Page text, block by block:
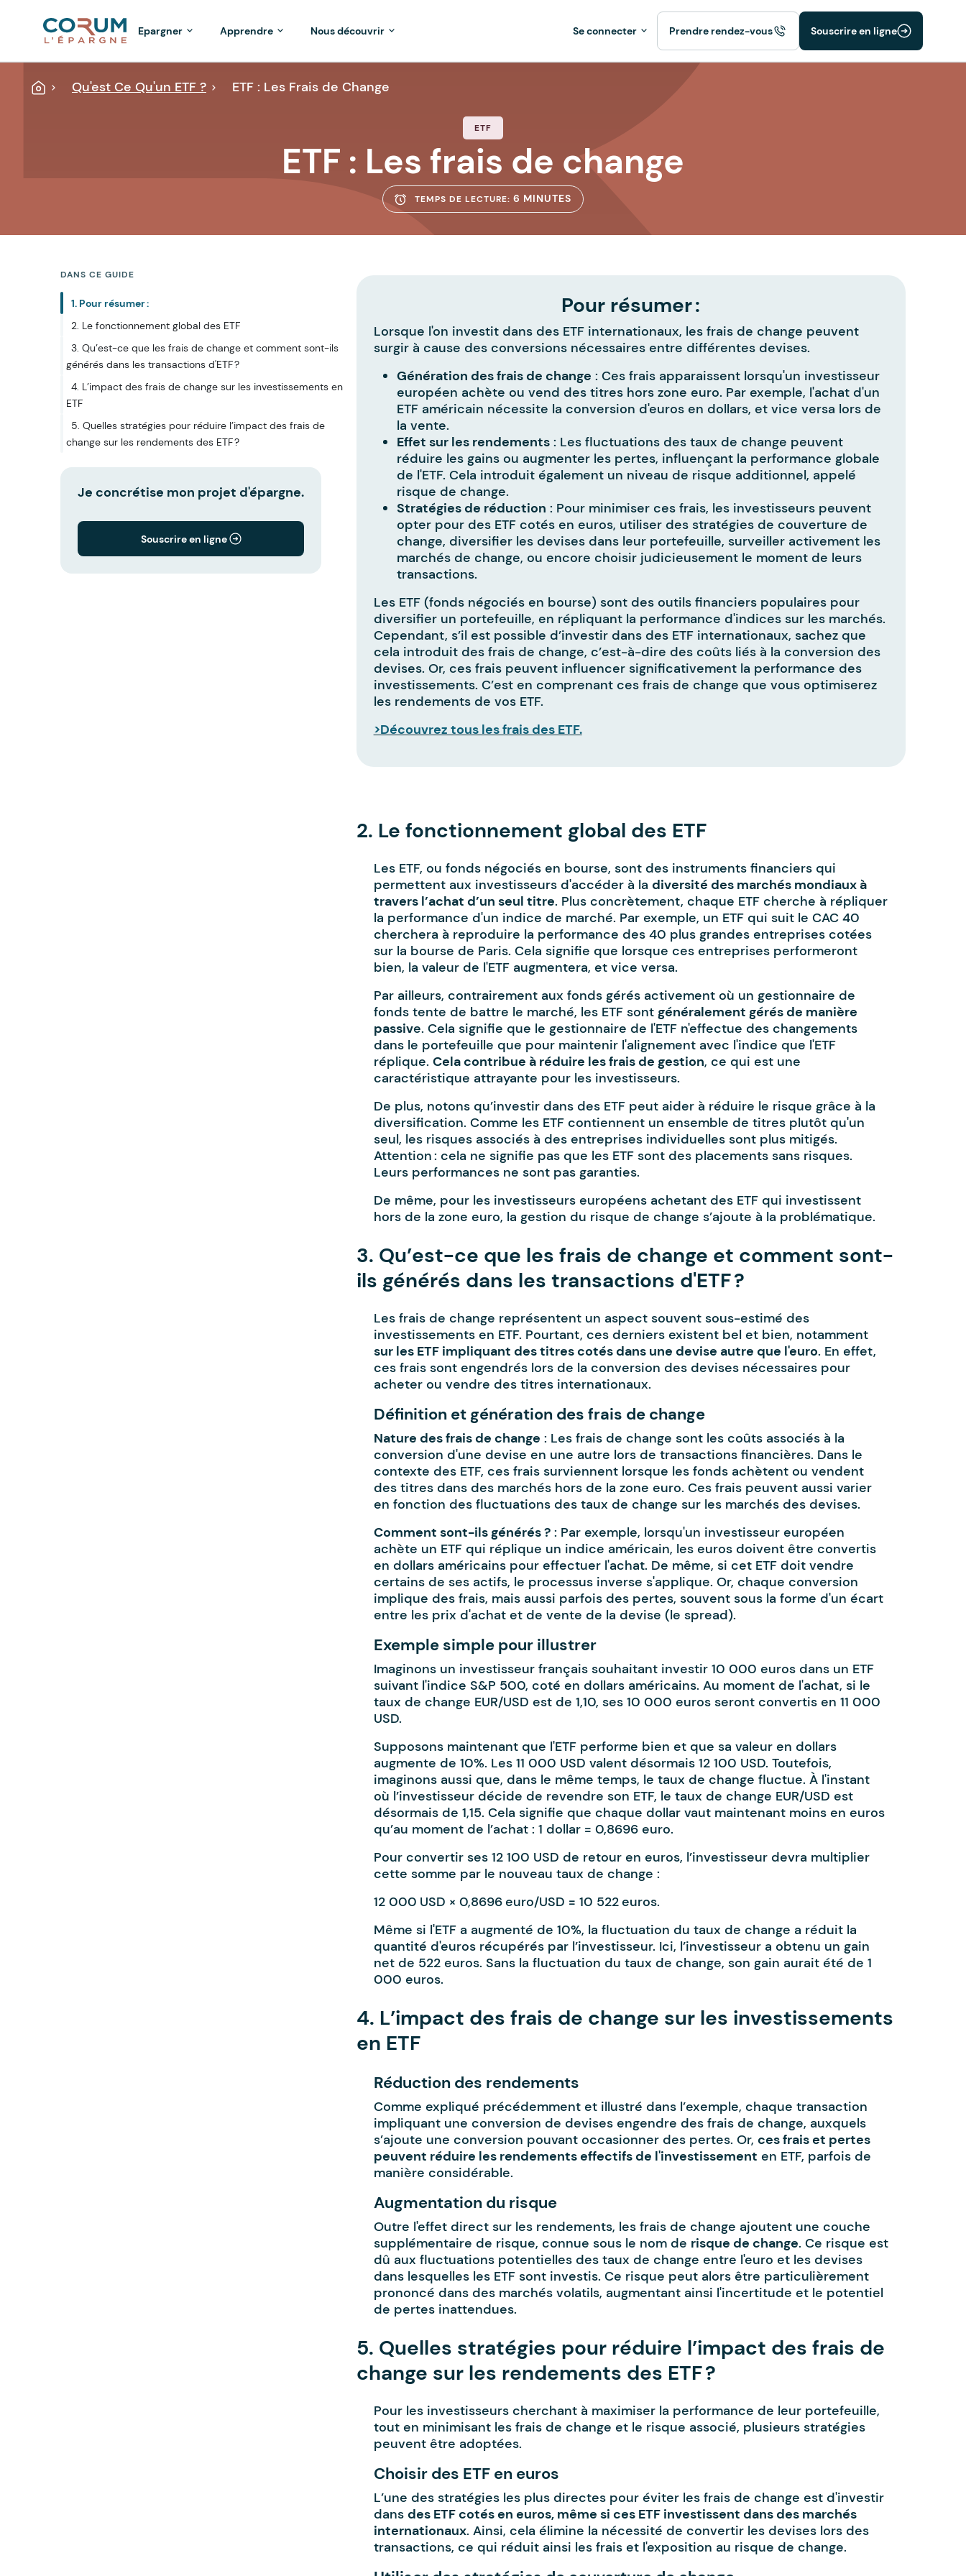
AccueilQu'est Ce Qu'un ETF ? ETF : Les Frais de Change
Epargner Apprendre Nous découvrir Se connecter Prendre rendez-vous Souscrire en ligne
ETF
ETF : Les frais de change
TEMPS DE LECTURE: 6 MINUTES
DANS CE GUIDE
1. Pour résumer :
2. Le fonctionnement global des ETF
3. Qu’est-ce que les frais de change et comment sont-ils
générés dans les transactions d'ETF ?
4. L’impact des frais de change sur les investissements en
ETF
5. Quelles stratégies pour réduire l’impact des frais de
change sur les rendements des ETF ?
Je concrétise mon projet d'épargne.
Souscrire en ligne
Pour résumer :
Lorsque l'on investit dans des ETF internationaux, les frais de change peuvent
surgir à cause des conversions nécessaires entre différentes devises.
Génération des frais de change : Ces frais apparaissent lorsqu'un investisseur
européen achète ou vend des titres hors zone euro. Par exemple, l'achat d'un
ETF américain nécessite la conversion d'euros en dollars, et vice versa lors de
la vente.
Effet sur les rendements: Les fluctuations des taux de change peuvent
réduire les gains ou augmenter les pertes, influençant la performance globale
de l'ETF. Cela introduit également un niveau de risque additionnel, appelé
risque de change.
Stratégies de réduction : Pour minimiser ces frais, les investisseurs peuvent
opter pour des ETF cotés en euros, utiliser des stratégies de couverture de
change, diversifier les devises dans leur portefeuille, surveiller activement les
marchés de change, ou encore choisir judicieusement le moment de leurs
transactions.
Les ETF (fonds négociés en bourse) sont des outils financiers populaires pour
diversifier un portefeuille, en répliquant la performance d'indices sur les marchés.
Cependant, s’il est possible d’investir dans des ETF internationaux, sachez que
cela introduit des frais de change, c’est-à-dire des coûts liés à la conversion des
devises. Or, ces frais peuvent influencer significativement la performance des
investissements. C’est en comprenant ces frais de change que vous optimiserez
les rendements de vos ETF.
>Découvrez tous les frais des ETF.
2. Le fonctionnement global des ETF
Les ETF, ou fonds négociés en bourse, sont des instruments financiers qui
permettent aux investisseurs d'accéder à la diversité des marchés mondiaux à
travers l’achat d’un seul titre. Plus concrètement, chaque ETF cherche à répliquer
la performance d'un indice de marché. Par exemple, un ETF qui suit le CAC 40
cherchera à reproduire la performance des 40 plus grandes entreprises cotées
sur la bourse de Paris. Cela signifie que lorsque ces entreprises performeront
bien, la valeur de l'ETF augmentera, et vice versa.
Par ailleurs, contrairement aux fonds gérés activement où un gestionnaire de
fonds tente de battre le marché, les ETF sont généralement gérés de manière
passive. Cela signifie que le gestionnaire de l'ETF n'effectue des changements
dans le portefeuille que pour maintenir l'alignement avec l'indice que l'ETF
réplique. Cela contribue à réduire les frais de gestion, ce qui est une
caractéristique attrayante pour les investisseurs.
De plus, notons qu’investir dans des ETF peut aider à réduire le risque grâce à la
diversification. Comme les ETF contiennent un ensemble de titres plutôt qu'un
seul, les risques associés à des entreprises individuelles sont plus mitigés.
Attention : cela ne signifie pas que les ETF sont des placements sans risques.
Leurs performances ne sont pas garanties.
De même, pour les investisseurs européens achetant des ETF qui investissent
hors de la zone euro, la gestion du risque de change s’ajoute à la problématique.
3. Qu’est-ce que les frais de change et comment sont-
ils générés dans les transactions d'ETF ?
Les frais de change représentent un aspect souvent sous-estimé des
investissements en ETF. Pourtant, ces derniers existent bel et bien, notamment
sur les ETF impliquant des titres cotés dans une devise autre que l'euro. En effet,
ces frais sont engendrés lors de la conversion des devises nécessaires pour
acheter ou vendre des titres internationaux.
Définition et génération des frais de change
Nature des frais de change : Les frais de change sont les coûts associés à la
conversion d'une devise en une autre lors de transactions financières. Dans le
contexte des ETF, ces frais surviennent lorsque les fonds achètent ou vendent
des titres dans des marchés hors de la zone euro. Ces frais peuvent aussi varier
en fonction des fluctuations des taux de change sur les marchés des devises.
Comment sont-ils générés ?: Par exemple, lorsqu'un investisseur européen
achète un ETF qui réplique un indice américain, les euros doivent être convertis
en dollars américains pour effectuer l'achat. De même, si cet ETF doit vendre
certains de ses actifs, le processus inverse s'applique. Or, chaque conversion
implique des frais, mais aussi parfois des pertes, souvent sous la forme d'un écart
entre les prix d'achat et de vente de la devise (le spread).
Exemple simple pour illustrer
Imaginons un investisseur français souhaitant investir 10 000 euros dans un ETF
suivant l'indice S&P 500, coté en dollars américains. Au moment de l'achat, si le
taux de change EUR/USD est de 1,10, ses 10 000 euros seront convertis en 11 000
USD.
Supposons maintenant que l'ETF performe bien et que sa valeur en dollars
augmente de 10%. Les 11 000 USD valent désormais 12 100 USD. Toutefois,
imaginons aussi que, dans le même temps, le taux de change fluctue. À l'instant
où l’investisseur décide de revendre son ETF, le taux de change EUR/USD est
désormais de 1,15. Cela signifie que chaque dollar vaut maintenant moins en euros
qu’au moment de l’achat : 1 dollar = 0,8696 euro.
Pour convertir ses 12 100 USD de retour en euros, l’investisseur devra multiplier
cette somme par le nouveau taux de change :
12 000 USD × 0,8696 euro/USD = 10 522 euros.
Même si l'ETF a augmenté de 10%, la fluctuation du taux de change a réduit la
quantité d'euros récupérés par l’investisseur. Ici, l’investisseur a obtenu un gain
net de 522 euros. Sans la fluctuation du taux de change, son gain aurait été de 1
000 euros.
4. L’impact des frais de change sur les investissements
en ETF
Réduction des rendements
Comme expliqué précédemment et illustré dans l’exemple, chaque transaction
impliquant une conversion de devises engendre des frais de change, auxquels
s’ajoute une conversion pouvant occasionner des pertes. Or, ces frais et pertes
peuvent réduire les rendements effectifs de l'investissement en ETF, parfois de
manière considérable.
Augmentation du risque
Outre l'effet direct sur les rendements, les frais de change ajoutent une couche
supplémentaire de risque, connue sous le nom de risque de change. Ce risque est
dû aux fluctuations potentielles des taux de change entre l'euro et les devises
dans lesquelles les ETF sont investis. Ce risque peut alors être particulièrement
prononcé dans des marchés volatils, augmentant ainsi l'incertitude et le potentiel
de pertes inattendues.
5. Quelles stratégies pour réduire l’impact des frais de
change sur les rendements des ETF ?
Pour les investisseurs cherchant à maximiser la performance de leur portefeuille,
tout en minimisant les frais de change et le risque associé, plusieurs stratégies
peuvent être adoptées.
Choisir des ETF en euros
L’une des stratégies les plus directes pour éviter les frais de change est d'investir
dans des ETF cotés en euros, même si ces ETF investissent dans des marchés
internationaux. Ainsi, cela élimine la nécessité de convertir les devises lors des
transactions, ce qui réduit ainsi les frais et l'exposition au risque de change.